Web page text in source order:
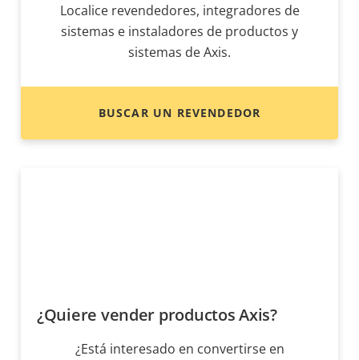
Localice revendedores, integradores de
sistemas e instaladores de productos y
sistemas de Axis.
BUSCAR UN REVENDEDOR
¿Quiere vender productos Axis?
¿Está interesado en convertirse en